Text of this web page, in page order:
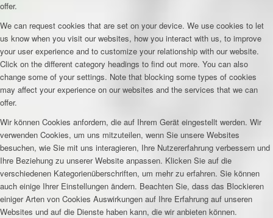
offer.
We can request cookies that are set on your device. We use cookies to let
us know when you visit our websites, how you interact with us, to improve
your user experience and to customize your relationship with our website.
Click on the different category headings to find out more. You can also
change some of your settings. Note that blocking some types of cookies
may affect your experience on our websites and the services that we can
offer.
Wir können Cookies anfordern, die auf Ihrem Gerät eingestellt werden. Wir
verwenden Cookies, um uns mitzuteilen, wenn Sie unsere Websites
besuchen, wie Sie mit uns interagieren, Ihre Nutzererfahrung verbessern und
Ihre Beziehung zu unserer Website anpassen. Klicken Sie auf die
verschiedenen Kategorienüberschriften, um mehr zu erfahren. Sie können
auch einige Ihrer Einstellungen ändern. Beachten Sie, dass das Blockieren
einiger Arten von Cookies Auswirkungen auf Ihre Erfahrung auf unseren
Websites und auf die Dienste haben kann, die wir anbieten können.